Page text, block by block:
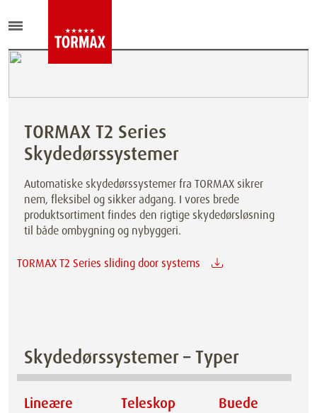
TORMAX T2 Series
Skydedørssystemer
Automatiske skydedørssystemer fra TORMAX sikrer
nem, fleksibel og sikker adgang. I vores brede
produktsortiment findes den rigtige skydedørsløsning
til både ombygning og nybyggeri.
TORMAX T2 Series sliding door systems
Skydedørssystemer – Typer
Lineære Teleskop Buede